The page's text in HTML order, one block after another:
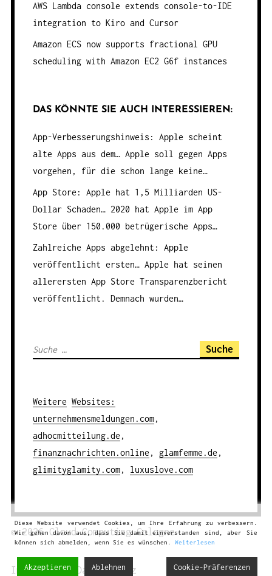
AWS Lambda console extends console-to-IDE
integration to Kiro and Cursor
Amazon ECS now supports fractional GPU
scheduling with Amazon EC2 G6f instances
DAS KÖNNTE SIE AUCH INTERESSIEREN:
App-Verbesserungshinweis: Apple scheint
alte Apps aus dem…Apple soll gegen Apps
vorgehen, für die schon lange keine…
App Store: Apple hat 1,5 Milliarden US-
Dollar Schaden…2020 hat Apple im App
Store über 150.000 betrügerische Apps…
Zahlreiche Apps abgelehnt: Apple
veröffentlicht ersten…Apple hat seinen
allerersten App Store Transparenzbericht
veröffentlicht. Demnach wurden…
S
h
e
n
a
c
Weitere Websites :
unternehmensmeldungen.com,
adhocmitteilung.de ,
finanznachrichten.online , glamfemme.de ,
glimityglamity.com, luxuslove.com
© 2026Cloud ComputingCologne
Impressum| Datenschutz
Diese Website verwendet Cookies, um Ihre Erfahrung zu verbessern.
Wir gehen davon aus, dass Sie damit einverstanden sind, aber Sie
können sich abmelden, wenn Sie es wünschen. Weiterlesen
Akzeptieren Ablehnen Cookie-Präferenzen